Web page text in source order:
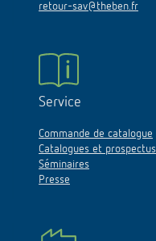
retour-sav@theben.fr
Service
Commande de catalogue
Catalogues et prospectus
Séminaires
Presse